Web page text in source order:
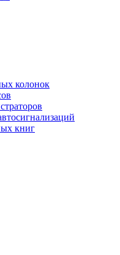
колонок
книг